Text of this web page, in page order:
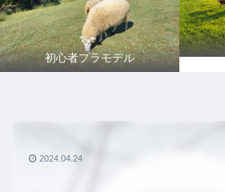
初心者プラモデル
2024.04.24